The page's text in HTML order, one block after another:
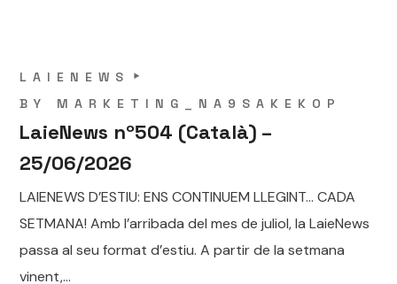
LAIENEWS
BY MARKETING_NA9SAKEKOP
LaieNews nº504 (Català) –
25/06/2026
LAIENEWS D’ESTIU: ENS CONTINUEM LLEGINT… CADA
SETMANA! Amb l’arribada del mes de juliol, la LaieNews
passa al seu format d’estiu. A partir de la setmana
vinent,...